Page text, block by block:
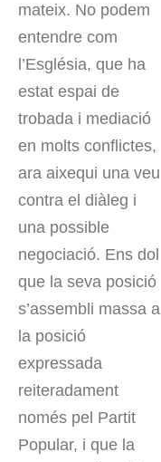
mateix. No podem
entendre com
l’Església, que ha
estat espai de
trobada i mediació
en molts conflictes,
ara aixequi una veu
contra el diàleg i
una possible
negociació. Ens dol
que la seva posició
s’assembli massa a
la posició
expressada
reiteradament
només pel Partit
Popular, i que la